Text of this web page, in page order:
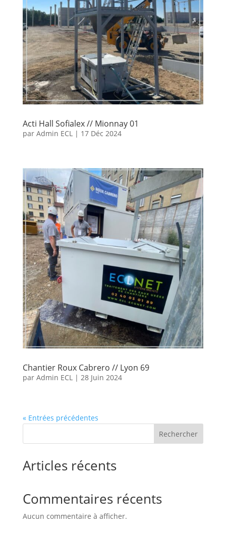
Acti Hall Sofialex // Mionnay 01
par Admin ECL| 17 Déc 2024
Chantier Roux Cabrero // Lyon 69
par Admin ECL| 28 Juin 2024
« Entrées précédentes
Rechercher
Articles récents
Commentaires récents
Aucun commentaire à afficher.